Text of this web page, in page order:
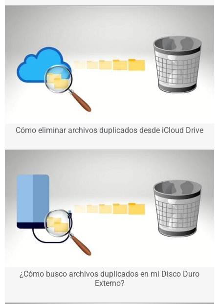
Cómo eliminar archivos duplicados desde iCloud Drive
¿Cómo busco archivos duplicados en mi Disco Duro
Externo?